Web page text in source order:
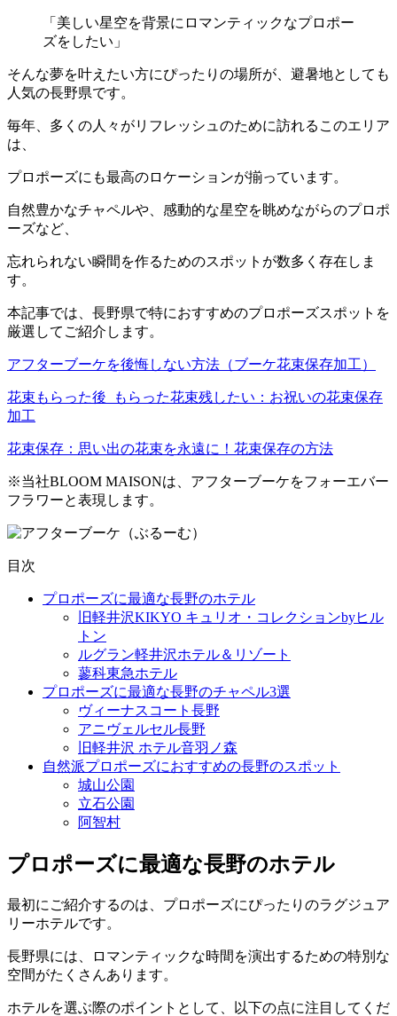
「美しい星空を背景にロマンティックなプロポー
ズをしたい」
そんな夢を叶えたい方にぴったりの場所が、避暑地としても
人気の長野県です。
毎年、多くの人々がリフレッシュのために訪れるこのエリア
は、
プロポーズにも最高のロケーションが揃っています。
自然豊かなチャペルや、感動的な星空を眺めながらのプロポ
ーズなど、
忘れられない瞬間を作るためのスポットが数多く存在しま
す。
本記事では、長野県で特におすすめのプロポーズスポットを
厳選してご紹介します。
アフターブーケを後悔しない方法（ブーケ花束保存加工）
花束もらった後_もらった花束残したい：お祝いの花束保存
加工
花束保存：思い出の花束を永遠に！花束保存の方法
※当社BLOOM MAISONは、アフターブーケをフォーエバー
フラワーと表現します。
目次
プロポーズに最適な長野のホテル
旧軽井沢KIKYO キュリオ・コレクションbyヒル
トン
ルグラン軽井沢ホテル＆リゾート
蓼科東急ホテル
プロポーズに最適な長野のチャペル3選
ヴィーナスコート長野
アニヴェルセル長野
旧軽井沢 ホテル音羽ノ森
自然派プロポーズにおすすめの長野のスポット
城山公園
立石公園
阿智村
プロポーズに最適な長野のホテル
最初にご紹介するのは、プロポーズにぴったりのラグジュア
リーホテルです。
長野県には、ロマンティックな時間を演出するための特別な
空間がたくさんあります。
ホテルを選ぶ際のポイントとして、以下の点に注目してくだ